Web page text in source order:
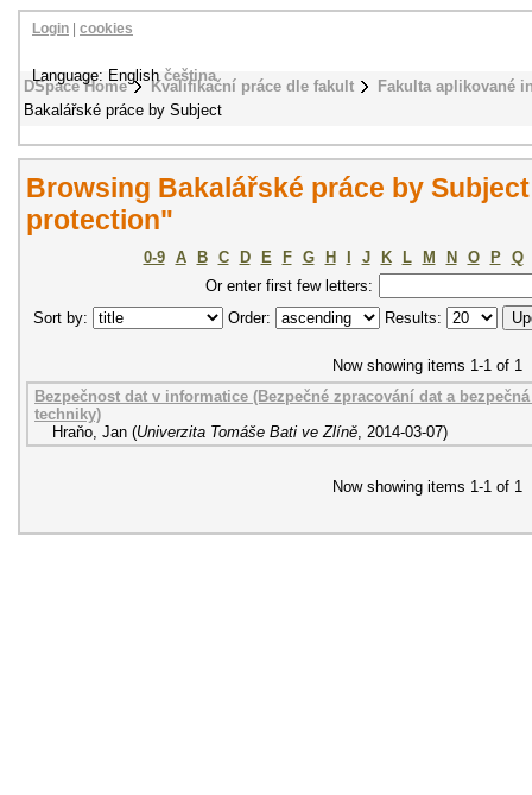
DSpace Home Kvalifikační práce dle fakult
Fakulta aplikované
Bakalářské práce by Subject
Login cookies
Language: Englishčeština
Browsing Bakalářské práce by
protection"
0-9 A B C D E F G H J K L M N O P
Q
Or enter first few letters:
Sort by:
Order: Results:
Now showing items 1-1 of 1
Bezpečnost dat v informatice (Bezpečné zpracování dat a
techniky)
Hraňo, Jan (Univerzita Tomáše Bati ve Zlíně, 2014-03-07)
Now showing items 1-1 of 1